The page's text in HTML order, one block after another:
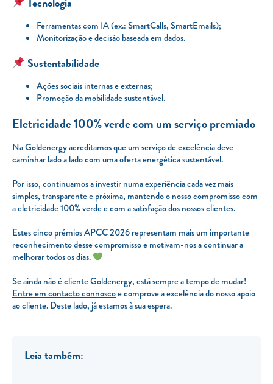
Ferramentas com IA (ex.: SmartCalls, SmartEmails);
Monitorização e decisão baseada em dados.
Sustentabilidade
Ações sociais internas e externas;
Promoção da mobilidade sustentável.
Eletricidade 100% verde com um serviço premiado
Na Goldenergy acreditamos que um serviço de excelência deve
caminhar lado a lado com uma oferta energética sustentável.
Por isso, continuamos a investir numa experiência cada vez mais
simples, transparente e próxima, mantendo o nosso compromisso com
a eletricidade 100% verde e com a satisfação dos nossos clientes.
Estes cinco prémios APCC 2026 representam mais um importante
reconhecimento desse compromisso e motivam-nos a continuar a
melhorar todos os dias.
Se ainda não é cliente Goldenergy, está sempre a tempo de mudar!
Entre em contacto connoscoe comprove a excelência do nosso apoio
ao cliente. Deste lado, já estamos à sua espera.
Leia também: